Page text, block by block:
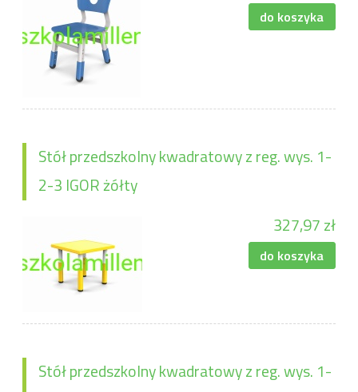
do koszyka
Stół przedszkolny kwadratowy z reg. wys. 1-
2-3 IGOR żółty
327,97 zł
do koszyka
Stół przedszkolny kwadratowy z reg. wys. 1-